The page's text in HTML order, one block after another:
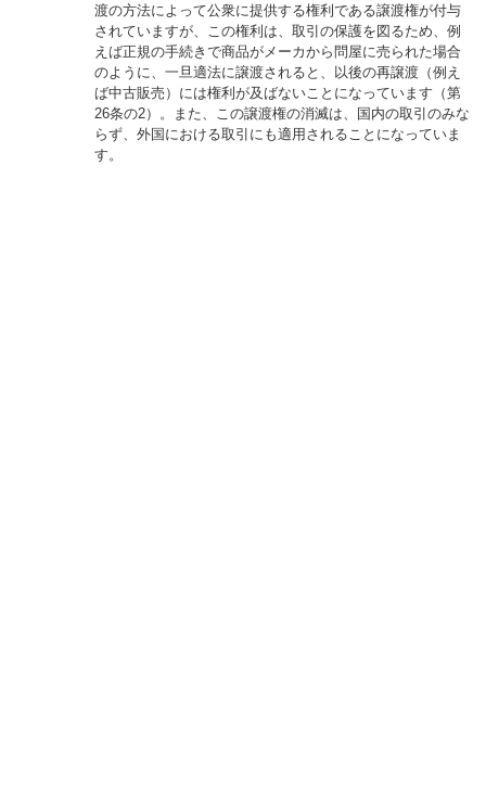
渡の方法によって公衆に提供する権利である譲渡権が付与
されていますが、この権利は、取引の保護を図るため、例
えば正規の手続きで商品がメーカから問屋に売られた場合
のように、一旦適法に譲渡されると、以後の再譲渡（例え
ば中古販売）には権利が及ばないことになっています（第
26条の2）。また、この譲渡権の消滅は、国内の取引のみな
らず、外国における取引にも適用されることになっていま
す。